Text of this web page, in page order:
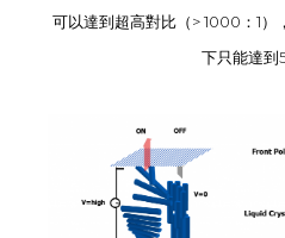
可以達到超高對比（> 1000：1
下只能達到